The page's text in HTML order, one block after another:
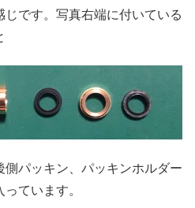
です。写真右端に付いている
パッキン、パッキンホルダー
ています。